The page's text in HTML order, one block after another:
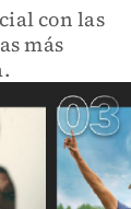
con las
más